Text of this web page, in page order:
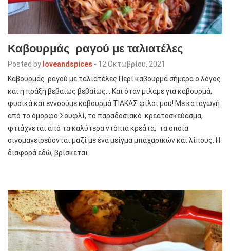
Καβουρμάς ραγού με ταλιατέλες
Posted by loveandspices - 12 Οκτωβρίου, 2021
Καβουρμάς ραγού με ταλιατέλες Περί καβουρμά σήμερα ο λόγος
και η πράξη βεβαίως βεβαίως… Και όταν μιλάμε για καβουρμά,
φυσικά και εννοούμε καβουρμά ΤΙΑΚΑΣ φίλοι μου! Με καταγωγή
από το όμορφο Σουφλί, το παραδοσιακό κρεατοσκεύασμα,
φτιάχνεται από τα καλύτερα ντόπια κρεάτα, τα οποία
σιγομαγειρεύονται μαζί με ένα μείγμα μπαχαρικών και λίπους. Η
διαφορά εδώ, βρίσκεται